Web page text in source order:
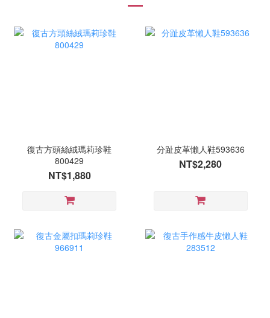
復古方頭絲絨瑪莉珍鞋
800429
NT$1,880
分趾皮革懶人鞋593636
NT$2,280